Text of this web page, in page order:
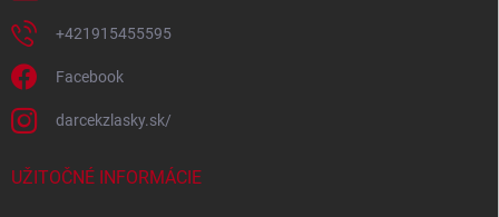
+421915455595
Facebook
darcekzlasky.sk/
UŽITOČNÉ INFORMÁCIE